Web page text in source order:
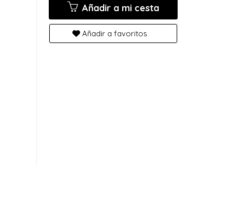
Añadir a mi cesta
Añadir a favoritos